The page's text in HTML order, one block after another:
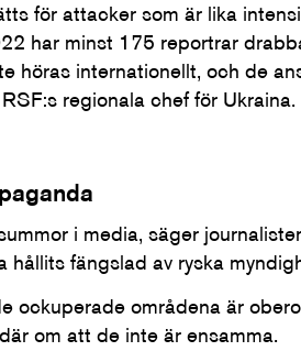
för attacker som är lika
har minst 175 reportrar
höras internationellt, och de
regionala chef för Ukraina.
i media, säger
fängslad av ryska
ockuperade områdena är
om att de inte är ensamma.